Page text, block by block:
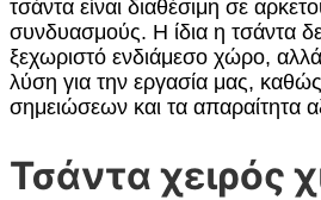
τσάντα είναι διαθέσιμη σε
συνδυασμούς. Η ίδια η τσάντα
ξεχωριστό ενδιάμεσο χώρο, αλλά
λύση για την εργασία μας,
σημειώσεων και τα απαραίτητα
Τσάντα χειρός